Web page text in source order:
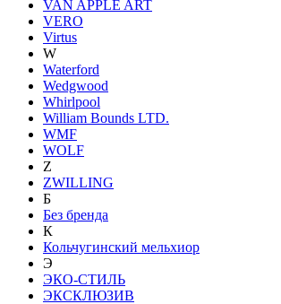
VAN APPLE ART
VERO
Virtus
W
Waterford
Wedgwood
Whirlpool
William Bounds LTD.
WMF
WOLF
Z
ZWILLING
Б
Без бренда
К
Кольчугинский мельхиор
Э
ЭКО-СТИЛЬ
ЭКСКЛЮЗИВ